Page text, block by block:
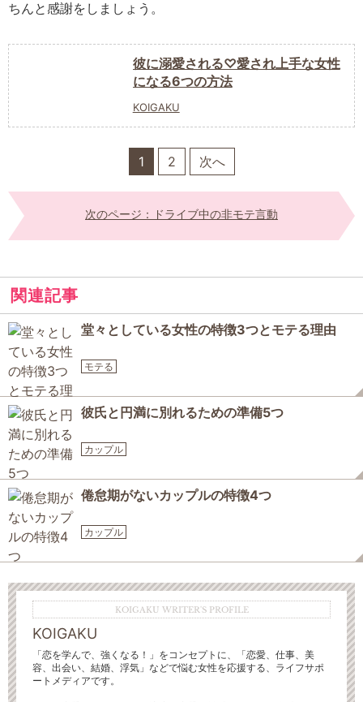
ちんと感謝をしましょう。
彼に溺愛される♡愛され上手な女性
になる6つの方法
KOIGAKU
1 2 次へ
次のページ：ドライブ中の非モテ言動
関連記事
堂々としている女性の特徴3つとモテる理由
モテる
彼氏と円満に別れるための準備5つ
カップル
倦怠期がないカップルの特徴4つ
カップル
KOIGAKU WRITER'S PROFILE
KOIGAKU
「恋を学んで、強くなる！」をコンセプトに、「恋愛、仕事、美
容、出会い、結婚、浮気」などで悩む女性を応援する、ライフサポ
ートメディアです。